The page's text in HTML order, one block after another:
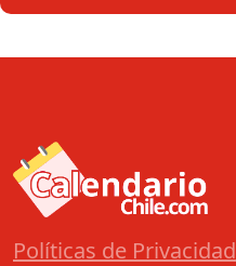
Políticas de Privacidad